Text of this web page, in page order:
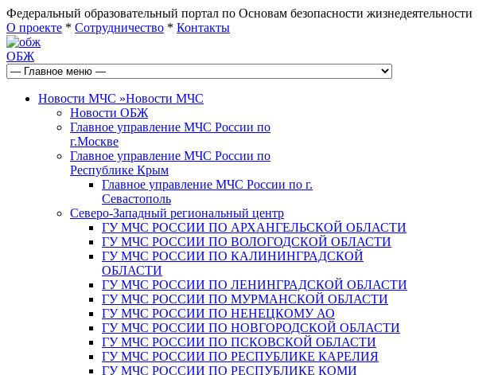
Федеральный образовательный портал по Основам безопасности жизнедеятельности
О проекте * Сотрудничество * Контакты
ОБЖ
Новости МЧС »Новости МЧС
Новости ОБЖ
Главное управление МЧС России по
г.Москве
Главное управление МЧС России по
Республике Крым
Главное управление МЧС России по г.
Севастополь
Северо-Западный региональный центр
ГУ МЧС РОССИИ ПО АРХАНГЕЛЬСКОЙ ОБЛАСТИ
ГУ МЧС РОССИИ ПО ВОЛОГОДСКОЙ ОБЛАСТИ
ГУ МЧС РОССИИ ПО КАЛИНИНГРАДСКОЙ
ОБЛАСТИ
ГУ МЧС РОССИИ ПО ЛЕНИНГРАДСКОЙ ОБЛАСТИ
ГУ МЧС РОССИИ ПО МУРМАНСКОЙ ОБЛАСТИ
ГУ МЧС РОССИИ ПО НЕНЕЦКОМУ АО
ГУ МЧС РОССИИ ПО НОВГОРОДСКОЙ ОБЛАСТИ
ГУ МЧС РОССИИ ПО ПСКОВСКОЙ ОБЛАСТИ
ГУ МЧС РОССИИ ПО РЕСПУБЛИКЕ КАРЕЛИЯ
ГУ МЧС РОССИИ ПО РЕСПУБЛИКЕ КОМИ